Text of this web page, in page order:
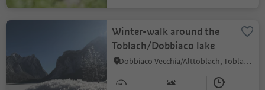
Winter-walk around the
Toblach/Dobbiaco lake
Dobbiaco Vecchia/Alttoblach, Toblach/Dobbiaco, Dolomites Region 3 Zinnen